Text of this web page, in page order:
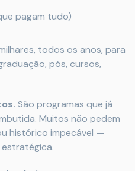
pagam tudo)
todos os anos, para
pós, cursos,
São programas que já
Muitos não pedem
histórico impecável —